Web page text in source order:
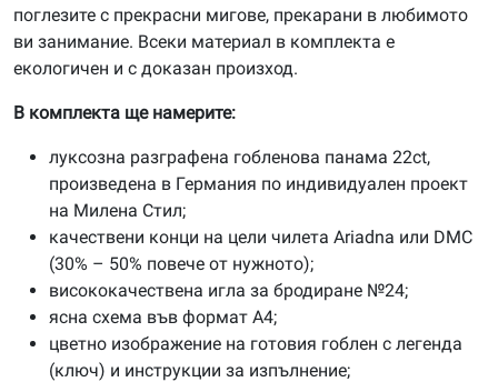
поглезите с прекрасни мигове, прекарани в любимото
ви занимание. Всеки материал в комплекта е
екологичен и с доказан произход.
В комплекта ще намерите:
луксозна разграфена гобленова панама 22ct,
произведена в Германия по индивидуален проект
на Милена Стил;
качествени конци на цели чилета Ariadna или DMC
(30% – 50% повече от нужното);
висококачествена игла за бродиране №24;
ясна схема във формат А4;
цветно изображение на готовия гоблен с легенда
(ключ) и инструкции за изпълнение;